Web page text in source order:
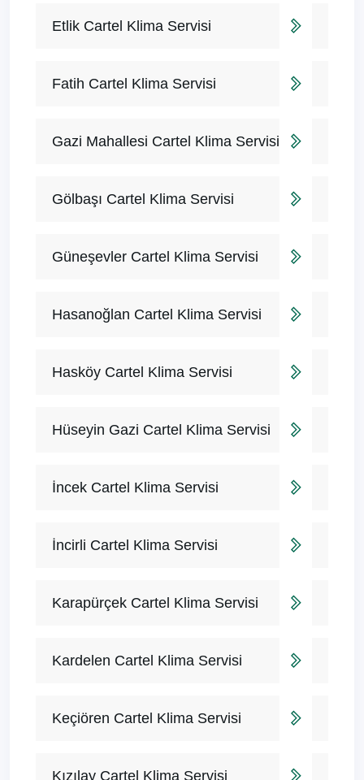
Etlik Cartel Klima Servisi
Fatih Cartel Klima Servisi
Gazi Mahallesi Cartel Klima Servisi
Gölbaşı Cartel Klima Servisi
Güneşevler Cartel Klima Servisi
Hasanoğlan Cartel Klima Servisi
Hasköy Cartel Klima Servisi
Hüseyin Gazi Cartel Klima Servisi
İncek Cartel Klima Servisi
İncirli Cartel Klima Servisi
Karapürçek Cartel Klima Servisi
Kardelen Cartel Klima Servisi
Keçiören Cartel Klima Servisi
Kızılay Cartel Klima Servisi